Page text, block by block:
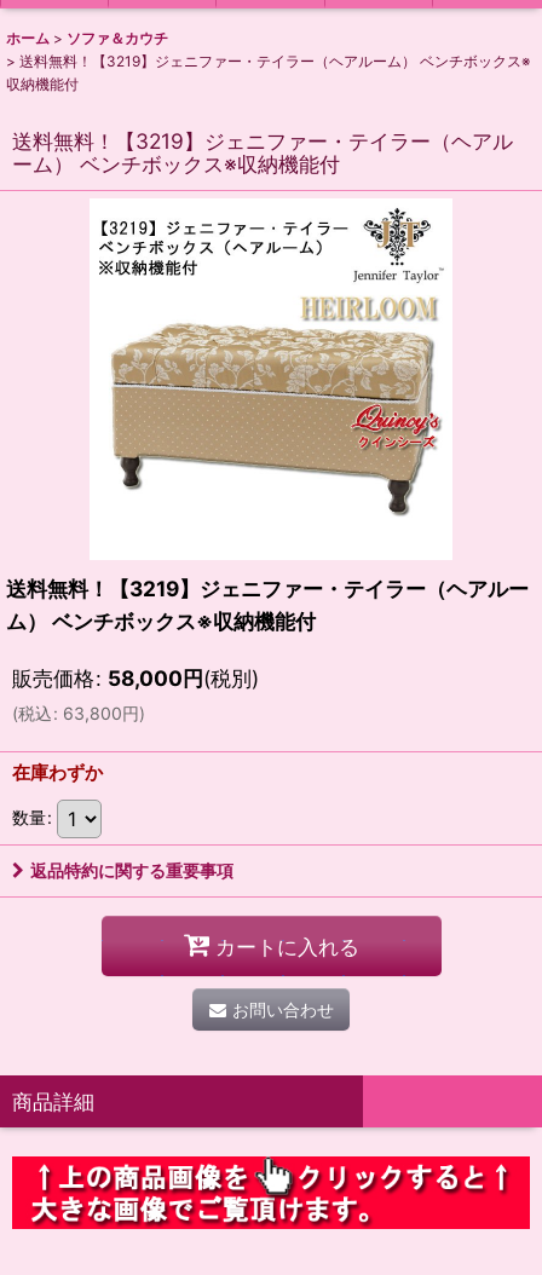
ホーム > ソファ＆カウチ
> 送料無料！【3219】ジェニファー・テイラー（ヘアルーム） ベンチボックス※
収納機能付
送料無料！【3219】ジェニファー・テイラー（ヘアル
ーム） ベンチボックス※収納機能付
送料無料！【3219】ジェニファー・テイラー（ヘアルー
ム） ベンチボックス※収納機能付
販売価格: 58,000円(税別)
(税込: 63,800円)
在庫わずか
数量:
返品特約に関する重要事項
カートに入れる
お問い合わせ
商品詳細